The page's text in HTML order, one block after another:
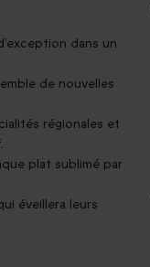
dans un
de nouvelles
régionales et
plat sublimé par
éveillera leurs